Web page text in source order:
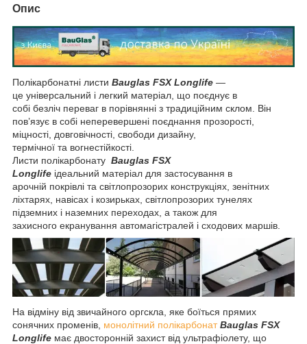
Опис
Полікарбонатні листи Bauglas FSX Longlife —
це універсальний і легкий матеріал, що поєднує в
собі безліч переваг в порівнянні з традиційним склом. Він
пов’язує в собі неперевершені поєднання прозорості,
міцності, довговічності, свободи дизайну,
термічної та вогнестійкості.
Листи полікарбонату Bauglas FSX
Longlife ідеальний матеріал для застосування в
арочній покрівлі та світлопрозорих конструкціях, зенітних
ліхтарях, навісах і козирьках, світлопрозорих тунелях
підземних і наземних переходах, а також для
захисного екранування автомагістралей і сходових маршів.
На відміну від звичайного оргскла, яке боїться прямих
сонячних променів, монолітний полікарбонат Bauglas FSX
Longlife має двосторонній захист від ультрафіолету, що